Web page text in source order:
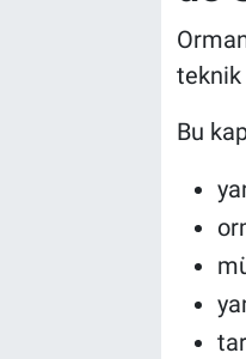
teknik
Bu